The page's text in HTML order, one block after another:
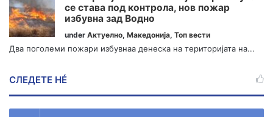
се става под контрола, нов пожар
избувна зад Водно
under Актуелно, Македонија, Топ вести
Два поголеми пожари избувнаа денеска на територијата на...
СЛЕДЕТЕ НÉ